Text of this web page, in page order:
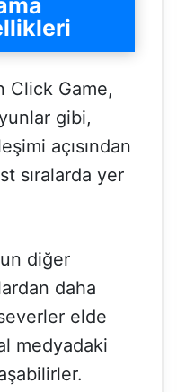
Click Game,
gibi,
açısından
sıralarda yer
diğer
daha
elde
medyadaki